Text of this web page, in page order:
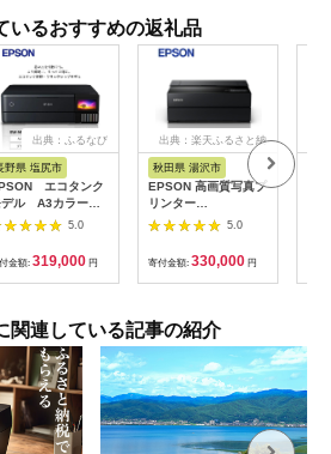
いるおすすめの返礼品
出典：ふるなび
野県 塩尻市
エコタンク
ル A3カラーイ
クジェット複合機
エプソン
ンター 長野県 塩
]
5.0
金額: 319,000 円
出典：楽天ふるさと納
秋田県 湯沢市
EPSON 高画質写真プ
リンター
Proselection SC-
PX1V[F14106]
5.0
寄付金額: 330,000 円
関連している記事の紹介